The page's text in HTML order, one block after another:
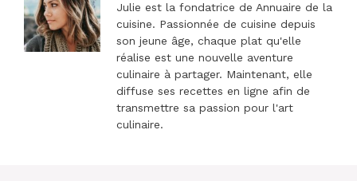
Julie est la fondatrice de Annuaire de la
cuisine. Passionnée de cuisine depuis
son jeune âge, chaque plat qu'elle
réalise est une nouvelle aventure
culinaire à partager. Maintenant, elle
diffuse ses recettes en ligne afin de
transmettre sa passion pour l'art
culinaire.